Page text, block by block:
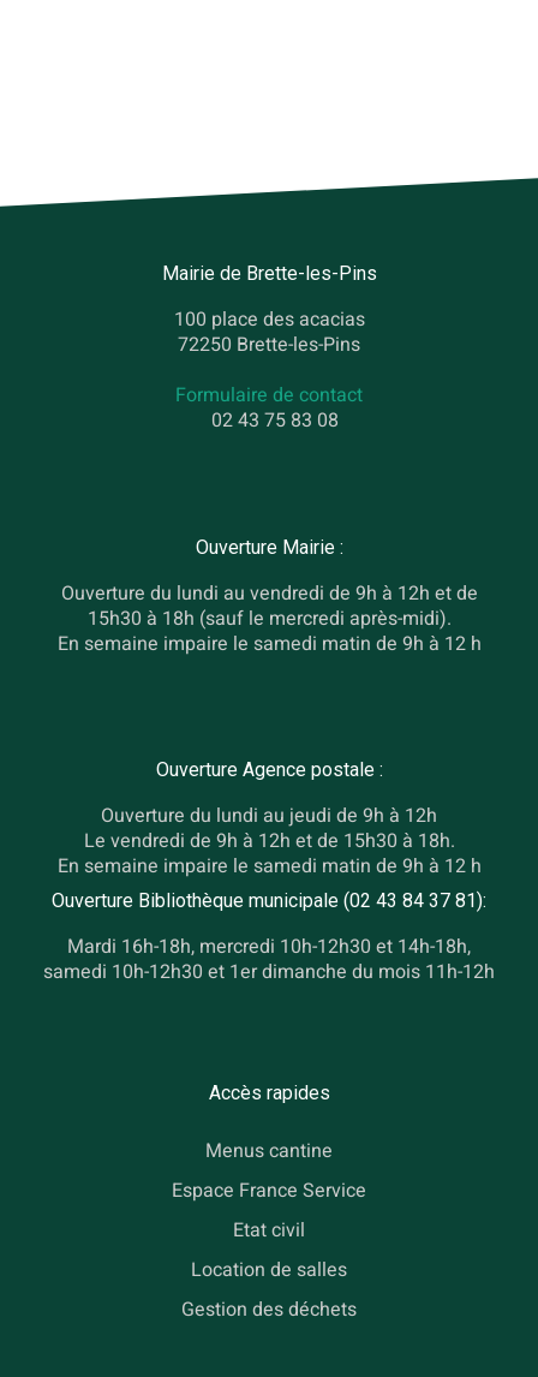
Mairie de Brette-les-Pins
100 place des acacias
72250 Brette-les-Pins
Formulaire de contact
02 43 75 83 08
Ouverture Mairie :
Ouverture du lundi au vendredi de 9h à 12h et de
15h30 à 18h (sauf le mercredi après-midi).
En semaine impaire le samedi matin de 9h à 12 h
Ouverture Agence postale :
Ouverture du lundi au jeudi de 9h à 12h
Le vendredi de 9h à 12h et de 15h30 à 18h.
En semaine impaire le samedi matin de 9h à 12 h
Ouverture Bibliothèque municipale (02 43 84 37 81):
Mardi 16h-18h, mercredi 10h-12h30 et 14h-18h,
samedi 10h-12h30 et 1er dimanche du mois 11h-12h
Accès rapides
Menus cantine
Espace France Service
Etat civil
Location de salles
Gestion des déchets